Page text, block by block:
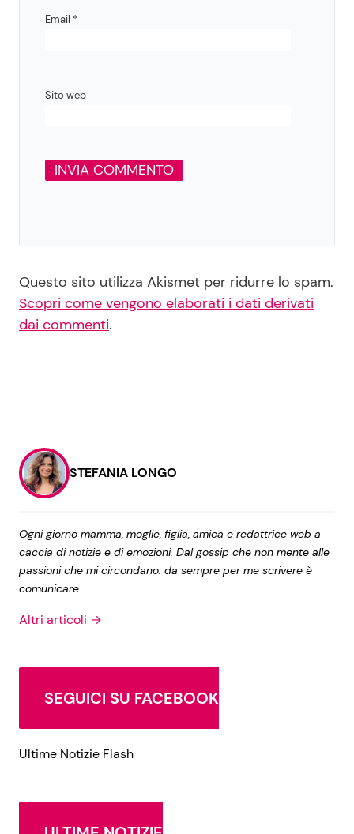
Email *
Sito web
Questo sito utilizza Akismet per ridurre lo spam.
Scopri come vengono elaborati i dati derivati
dai commenti.
STEFANIA LONGO
Ogni giorno mamma, moglie, figlia, amica e redattrice web a
caccia di notizie e di emozioni. Dal gossip che non mente alle
passioni che mi circondano: da sempre per me scrivere è
comunicare.
Altri articoli →
SEGUICI SU FACEBOOK
Ultime Notizie Flash